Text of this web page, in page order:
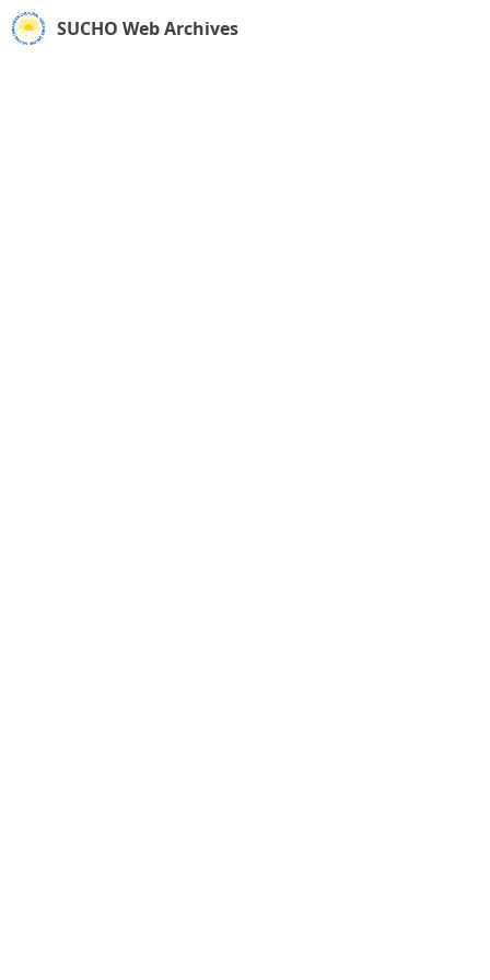
SUCHO Web Archives